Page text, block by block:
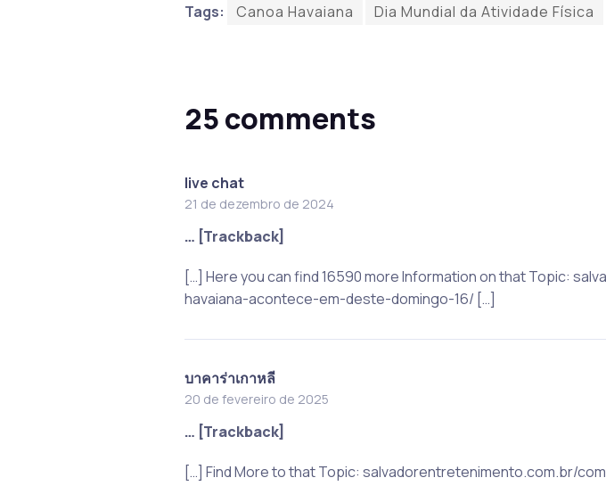
Tags: Canoa Havaiana Dia Mundial da Atividade Física
25 comments
live chat
21 de dezembro de 2024
… [Trackback]
[…] Here you can find 16590 more Information on that Topic:
havaiana-acontece-em-deste-domingo-16/ […]
บาคาร่าเกาหลี
20 de fevereiro de 2025
… [Trackback]
[…] Find More to that Topic: salvadorentretenimento.com.br/